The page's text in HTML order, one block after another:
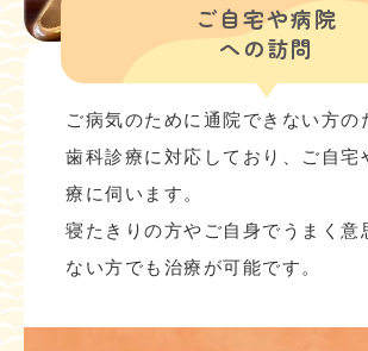
ご自宅や病院
への訪問
ご病気のために通院できない方の
歯科診療に対応しており、ご自宅
療に伺います。
寝たきりの方やご自身でうまく意
ない方でも治療が可能です。